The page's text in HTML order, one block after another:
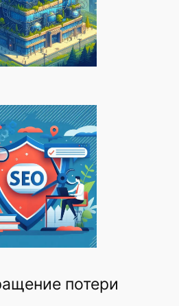
потери